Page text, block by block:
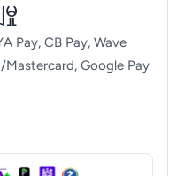
CB Pay, Wave
Google Pay